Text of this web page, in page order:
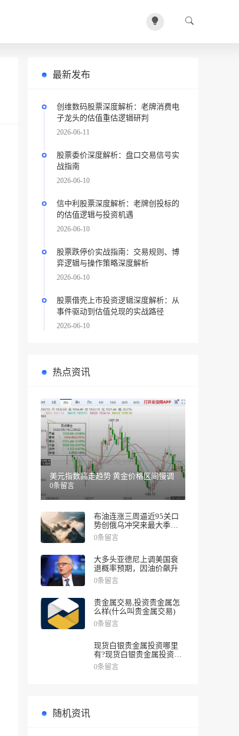
最新发布
创维数码股票深度解析：老牌消费电
子龙头的估值重估逻辑研判
2026-06-11
股票委价深度解析：盘口交易信号实
战指南
2026-06-10
信中利股票深度解析：老牌创投标的
的估值逻辑与投资机遇
2026-06-10
股票跌停价实战指南：交易规则、博
弈逻辑与操作策略深度解析
2026-06-10
股票借壳上市投资逻辑深度解析：从
事件驱动到估值兑现的实战路径
2026-06-10
热点资讯
美元指数高走趋势 黄金价格区间慢调
0条留言
布油连涨三周逼近95关口
势创俄乌冲突来最大季度
涨幅
0条留言
大多头亚德尼上调美国衰
退概率预期，因油价飙升
0条留言
贵金属交易,投资贵金属怎
么样(什么叫贵金属交易)
0条留言
现货白银贵金属投资哪里
有?现货白银贵金属投资被
诱导投资亏损
0条留言
随机资讯